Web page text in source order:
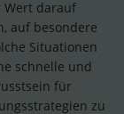
darauf
auf besondere
Situationen
schnelle und
für
zu